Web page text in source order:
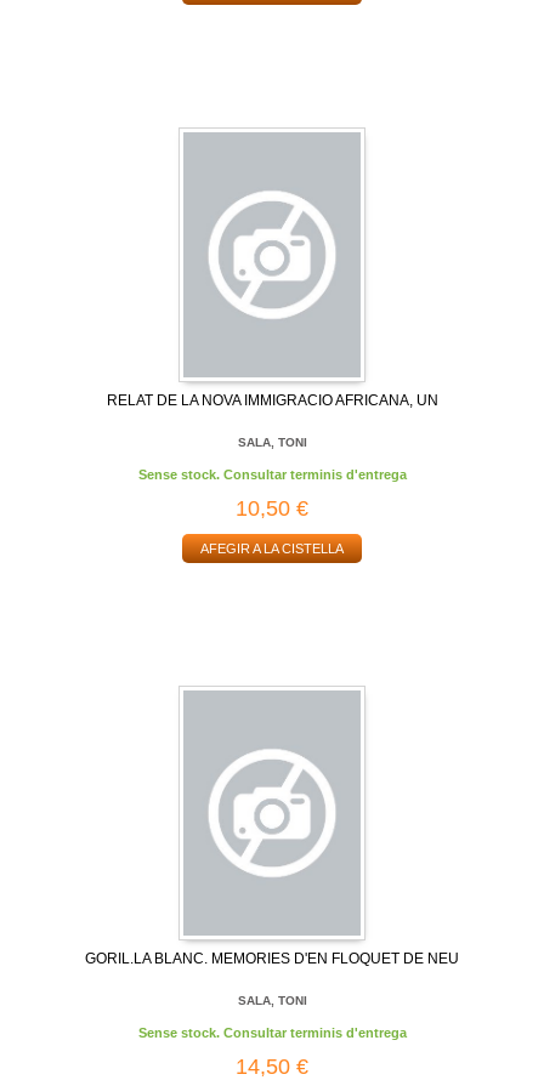
RELAT DE LA NOVA IMMIGRACIO AFRICANA, UN
SALA, TONI
Sense stock. Consultar terminis d'entrega
10,50 €
AFEGIR A LA CISTELLA
GORIL.LA BLANC. MEMORIES D'EN FLOQUET DE NEU
SALA, TONI
Sense stock. Consultar terminis d'entrega
14,50 €